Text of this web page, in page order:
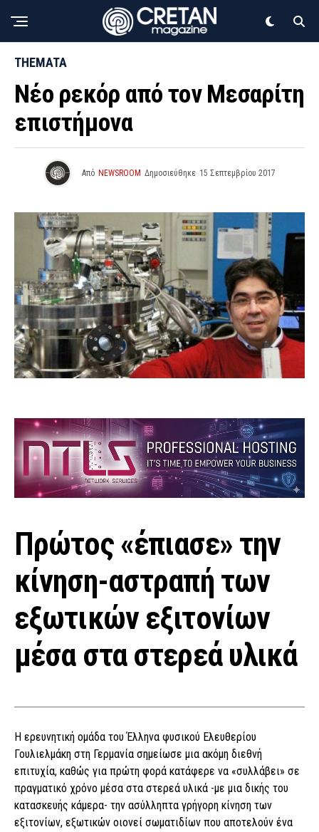
THEMATA
Νέο ρεκόρ από τον Μεσαρίτη
επιστήμονα
Από NEWSROOM Δημοσιεύθηκε 15 Σεπτεμβρίου 2017
Πρώτος «έπιασε» την
κίνηση-αστραπή των
εξωτικών εξιτονίων
μέσα στα στερεά υλικά
Η ερευνητική ομάδα του Έλληνα φυσικού Ελευθερίου
Γουλιελμάκη στη Γερμανία σημείωσε μια ακόμη διεθνή
επιτυχία, καθώς για πρώτη φορά κατάφερε να «συλλάβει» σε
πραγματικό χρόνο μέσα στα στερεά υλικά -με μια δικής του
κατασκευής κάμερα- την ασύλληπτα γρήγορη κίνηση των
εξιτονίων, εξωτικών οιονεί σωματιδίων που αποτελούν ένα